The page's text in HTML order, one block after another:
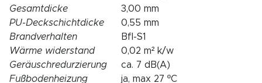
Gesamtdicke
3,00 mm
PU-Deckschichtdicke
0,55 mm
Brandverhalten
Bfl-S1
Wärme widerstand
0,02 m² k/w
Geräuschredurzierung
ca. 7 dB(A)
Fußbodenheizung
ja, max 27 ºC